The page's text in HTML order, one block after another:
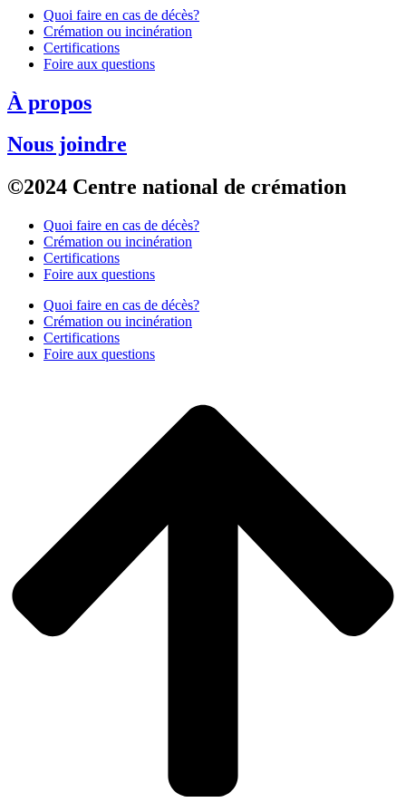
Quoi faire en cas de décès?
Crémation ou incinération
Certifications
Foire aux questions
À propos
Nous joindre
©2024 Centre national de crémation
Quoi faire en cas de décès?
Crémation ou incinération
Certifications
Foire aux questions
Quoi faire en cas de décès?
Crémation ou incinération
Certifications
Foire aux questions